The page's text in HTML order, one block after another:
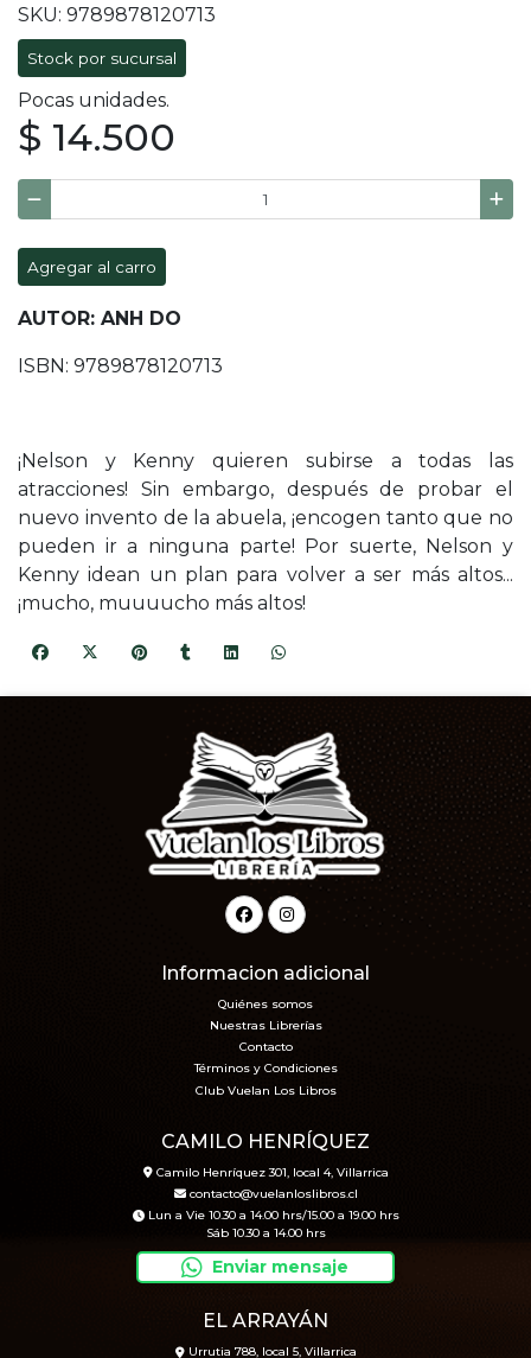
SKU: 9789878120713
Stock por sucursal
Pocas unidades.
$ 14.500
Agregar al carro
AUTOR: ANH DO
ISBN: 9789878120713
¡Nelson y Kenny quieren subirse a todas las
atracciones! Sin embargo, después de probar el
nuevo invento de la abuela, ¡encogen tanto que no
pueden ir a ninguna parte! Por suerte, Nelson y
Kenny idean un plan para volver a ser más altos...
¡mucho, muuuucho más altos!
Informacion adicional
Quiénes somos
Nuestras Librerías
Contacto
Términos y Condiciones
Club Vuelan Los Libros
CAMILO HENRÍQUEZ
Camilo Henríquez 301, local 4, Villarrica
contacto@vuelanloslibros.cl
Lun a Vie 10.30 a 14.00 hrs/15.00 a 19.00 hrs
Sáb 10.30 a 14.00 hrs
Enviar mensaje
EL ARRAYÁN
Urrutia 788, local 5, Villarrica